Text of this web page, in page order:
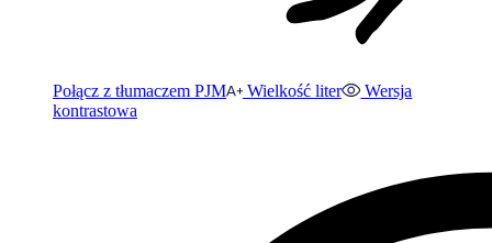
Połącz z tłumaczem PJM Wielkość liter
Wersja
kontrastowa